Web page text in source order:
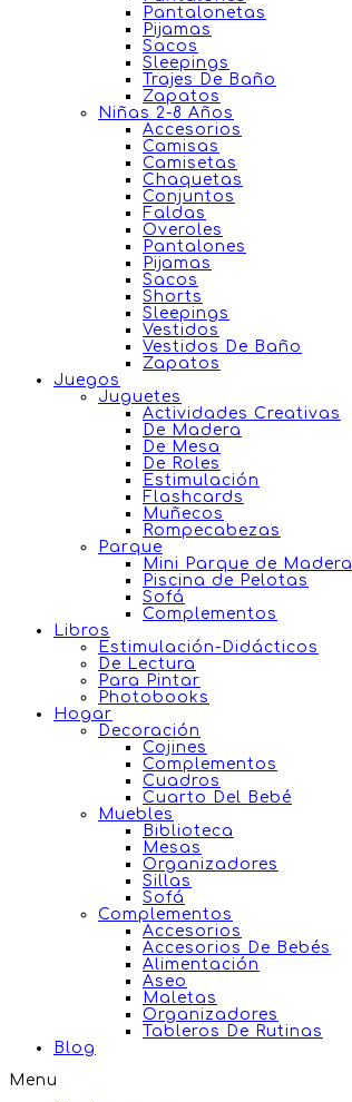
Pantalonetas
Pijamas
Sacos
Sleepings
Trajes De Baño
Zapatos
Niñas 2-8 Años
Accesorios
Camisas
Camisetas
Chaquetas
Conjuntos
Faldas
Overoles
Pantalones
Pijamas
Sacos
Shorts
Sleepings
Vestidos
Vestidos De Baño
Zapatos
Juegos
Juguetes
Actividades Creativas
De Madera
De Mesa
De Roles
Estimulación
Flashcards
Muñecos
Rompecabezas
Parque
Mini Parque de Madera
Piscina de Pelotas
Sofá
Complementos
Libros
Estimulación-Didácticos
De Lectura
Para Pintar
Photobooks
Hogar
Decoración
Cojines
Complementos
Cuadros
Cuarto Del Bebé
Muebles
Biblioteca
Mesas
Organizadores
Sillas
Sofá
Complementos
Accesorios
Accesorios De Bebés
Alimentación
Aseo
Maletas
Organizadores
Tableros De Rutinas
Blog
Menu